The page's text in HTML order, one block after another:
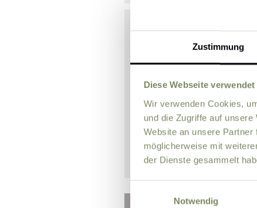
Zustimmung
Diese Webseite
Wir verwenden Cookies,
und die Zugriffe auf
Website an unsere
möglicherweise mit
der Dienste gesammelt
Notwendig
Please send me news